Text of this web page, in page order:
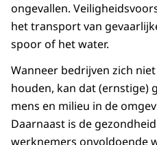
ongevallen.
het transport van
spoor of het water.
Wanneer bedrijven zich
houden, kan dat (ernstige)
mens en milieu in de
Daarnaast is de
werknemers onvoldoende